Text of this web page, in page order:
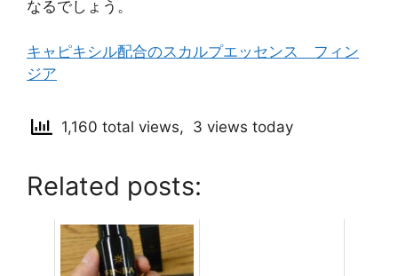
なるでしょう。
キャピキシル配合のスカルプエッセンス フィン
ジア
1,160 total views, 3 views today
Related posts: